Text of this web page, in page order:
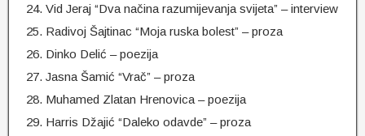
Vid Jeraj “Dva načina razumijevanja svijeta” – interview
Radivoj Šajtinac “Moja ruska bolest” – proza
Dinko Delić – poezija
Jasna Šamić “Vrač” – proza
Muhamed Zlatan Hrenovica – poezija
Harris Džajić “Daleko odavde” – proza